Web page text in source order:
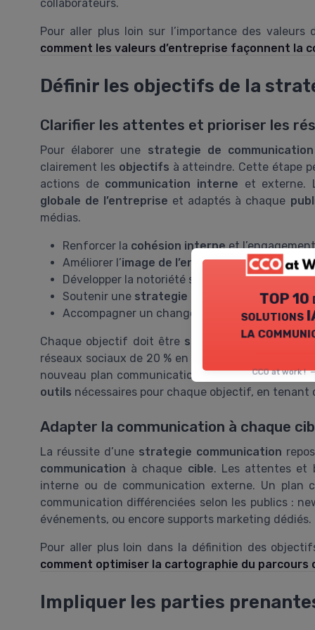
collaborateurs.
Pour aller plus loin sur l’importance des
comment les valeurs d’entreprise façonnent la
Définir les objectifs de la
Clarifier les attentes et prioriser les
Pour élaborer une strategie de communication
clairement les objectifs à atteindre. Cette étape
actions de communication interne et externe.
globale de l’entreprise et adaptés à chaque
médias.
Renforcer la cohésion interneet
Améliorer l’image de l’entrepriseauprès du
Développer la notoriété sur les
réseaux
Soutenir une strategie marketing
ou
Accompagner un changement organisationnel
Chaque objectif doit être spécifique,mesurable
réseaux sociaux de 20 % en six mois ou améliorer
nouveau plan communication. Il est aussi
outils nécessaires pour chaque objectif, en tenant
Adapter la communication à chaque
La réussite d’une strategie communication
communication à chaque cible. Les attentes et
interne ou de communication externe. Un plan
communication différenciées selon les publics :
événements, ou encore supports marketing dédiés.
Pour aller plus loin dans la définition des
comment optimiser la cartographie du
Impliquer les parties
TOP 10
solutions
la
CCO at work !